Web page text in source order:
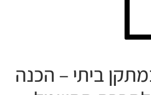
ביתי – הכנה